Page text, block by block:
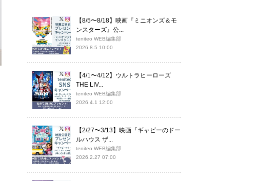
【8/5〜8/18】映画『ミニオンズ＆モ
ンスターズ』公...
teniteo WEB編集部
2026.8.5 10:00
【4/1〜4/12】ウルトラヒーローズ
THE LIV...
teniteo WEB編集部
2026.4.1 12:00
【2/27〜3/13】映画『ギャビーのドー
ルハウス ザ...
teniteo WEB編集部
2026.2.27 07:00